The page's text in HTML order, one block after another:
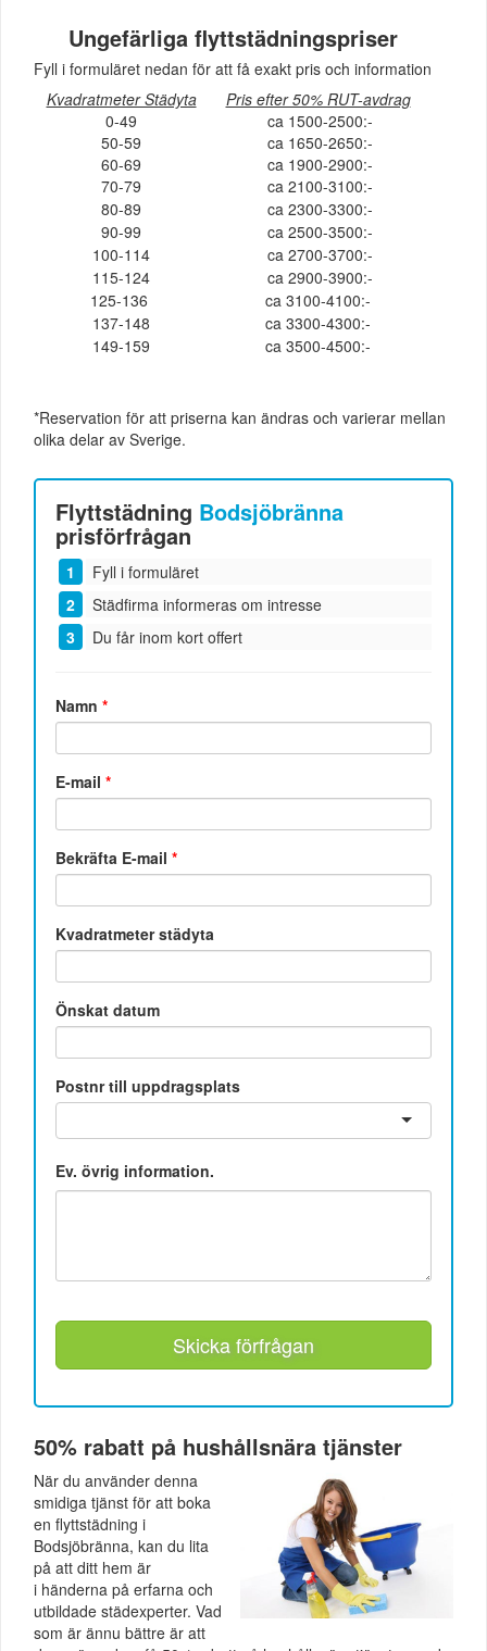
Ungefärliga flyttstädningspriser
Fyll i formuläret nedan för att få exakt pris och information
Kvadratmeter Städyta
Pris efter 50% RUT-avdrag
0-49
ca 1500-2500:-
50-59
ca 1650-2650:-
60-69
ca 1900-2900:-
70-79
ca 2100-3100:-
80-89
ca 2300-3300:-
90-99
ca 2500-3500:-
100-114
ca 2700-3700:-
115-124
ca 2900-3900:-
125-136
ca 3100-4100:-
137-148
ca 3300-4300:-
149-159
ca 3500-4500:-
*Reservation för att priserna kan ändras och varierar mellan
olika delar av Sverige.
Flyttstädning Bodsjöbränna
prisförfrågan
Fyll i formuläret
Städfirma informeras om intresse
Du får inom kort offert
Namn*
E-mail*
Bekräfta E-mail*
Kvadratmeter städyta
Önskat datum
Postnr till uppdragsplats
Ev. övrig information.
Skicka förfrågan
50% rabatt på hushållsnära tjänster
När du använder denna
smidiga tjänst för att boka
en flyttstädning i
Bodsjöbränna, kan du lita
på att ditt hem är
i händerna på erfarna och
utbildade städexperter. Vad
som är ännu bättre är att